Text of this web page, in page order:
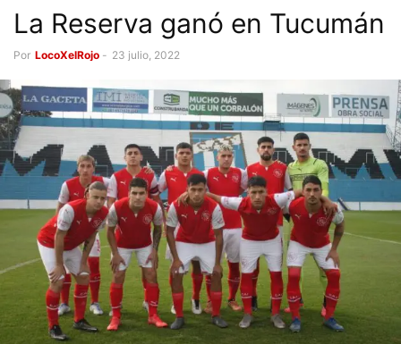
La Reserva ganó en Tucumán
Por LocoXelRojo - 23 julio, 2022